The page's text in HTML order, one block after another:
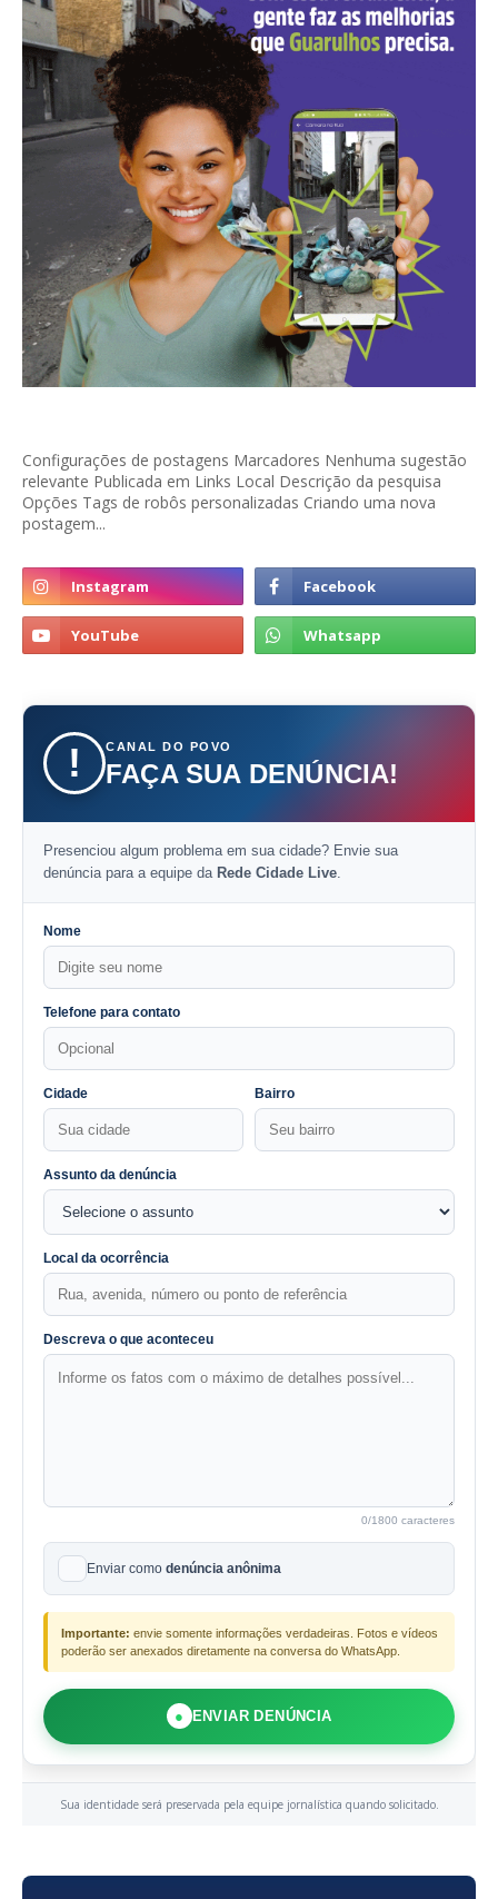
Configurações de postagens Marcadores Nenhuma sugestão
relevante Publicada em Links Local Descrição da pesquisa
Opções Tags de robôs personalizadas Criando uma nova
postagem...
! CANAL DO POVO
FAÇA SUA DENÚNCIA!
Presenciou algum problema em sua cidade? Envie sua
denúncia para a equipe da Rede Cidade Live
Nome
Telefone para contato
Cidade Bairro
Assunto da denúncia
Local da ocorrência
Descreva o que aconteceu
0/1800 caracteres
Enviar como denúncia anônima
Importante: envie somente informações verdadeiras. Fotos e vídeos
poderão ser anexados diretamente na conversa do WhatsApp.
● ENVIAR DENÚNCIA
Sua identidade será preservada pela equipe jornalística quando solicitado.